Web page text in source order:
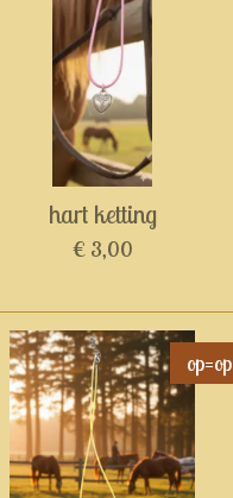
hart ketting
€ 3,00
op=op